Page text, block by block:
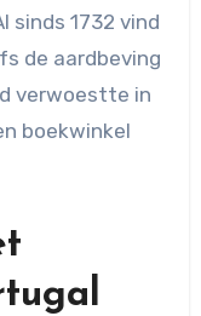
sinds 1732 vind
de aardbeving
verwoestte in
boekwinkel